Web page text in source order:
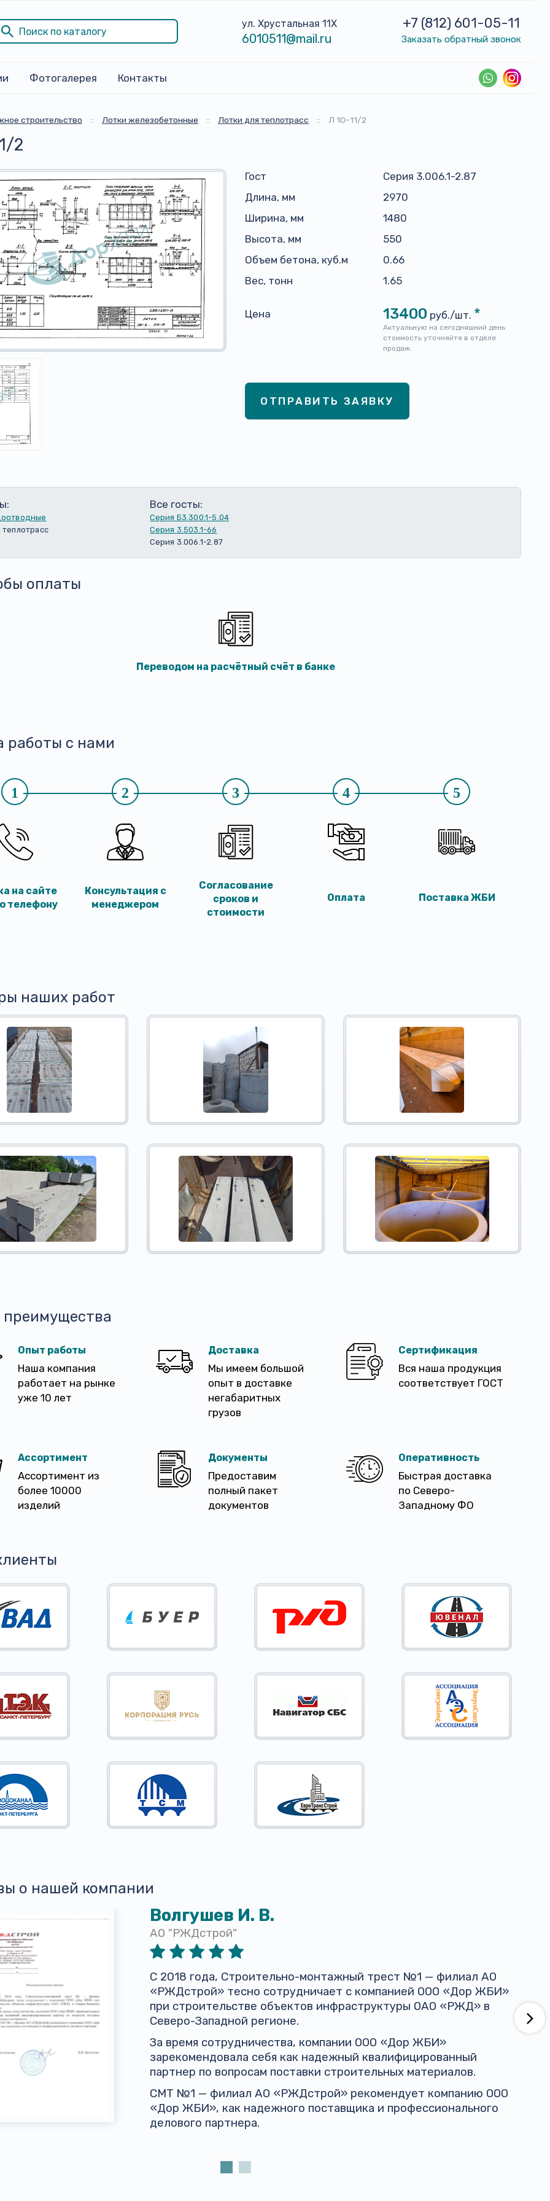
ул. Хрустальная 11Х
6010511@mail.ru
+7 (812) 601-05-11
Заказать обратный звонок
Фотогалерея Контакты
строительство :: Лотки железобетонные :: Лотки для теплотрасс :: Л 10-11/2
2
Гост
Серия 3.006.1-2.87
Длина, мм
2970
Ширина, мм
1480
Высота, мм
550
Объем бетона, куб.м
0.66
Вес, тонн
1.65
Цена 13400 руб./шт. *
Актуальную на сегодняшний день
стоимость уточняйте в отделе
продаж.
ОТПРАВИТЬ ЗАЯВКУ
Все госты:
Серия Б3.300.1-5.04
Серия 3.503.1-66
Серия 3.006.1-2.87
оплаты
Переводом на расчётный счёт в банке
работы с нами
1
на сайте
телефону
2
Консультация с
менеджером
3
Согласование
сроков и
стоимости
4
Оплата
5
Поставка ЖБИ
наших работ
Опыт работы
Наша компания
работает на рынке
уже 10 лет
Доставка
Мы имеем большой
опыт в доставке
негабаритных
грузов
Сертификация
Вся наша продукция
соответствует ГОСТ
Ассортимент
Ассортимент из
более 10000
изделий
Документы
Предоставим
полный пакет
документов
Оперативность
Быстрая доставка
по Северо-
Западному ФО
о нашей компании
Волгушев И. В.
АО "РЖДстрой"
С 2018 года, Строительно-монтажный трест №1 — филиал АО
«РЖДстрой» тесно сотрудничает с компанией ООО «Дор ЖБИ»
при строительстве объектов инфраструктуры ОАО «РЖД» в
Северо-Западной регионе.
За время сотрудничества, компании ООО «Дор ЖБИ»
зарекомендовала себя как надежный квалифицированный
партнер по вопросам поставки строительных материалов.
СМТ №1 — филиал АО «РЖДстрой» рекомендует компанию ООО
«Дор ЖБИ», как надежного поставщика и профессионального
делового партнера.